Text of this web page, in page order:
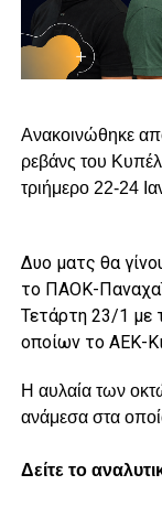
Ανακοινώθηκε
ρεβάνς του
τριήμερο 22-24
Δυο ματς θα
το ΠΑΟΚ-
Τετάρτη 23/1 με
οποίων το ΑΕΚ-
Η αυλαία των
ανάμεσα στα
Δείτε το